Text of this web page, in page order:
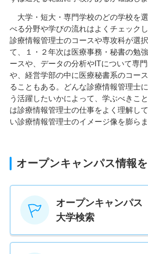
大学・短大・専門学校のどの学校を
べる分野や学びの流れはよくチェック
診療情報管理士のコースや専攻科が選
て、１・２年次は医療事務・秘書の勉
ースや、データの分析やITについて専
や、経営学部の中に医療秘書系のコー
ることもある。どんな診療情報管理士
う活躍したいかによって、学ぶべきこ
は診療情報管理士の仕事をよく理解し
い診療情報管理士のイメージ像を膨らま
オープンキャンパス情報
オープンキャンパス
大学検索